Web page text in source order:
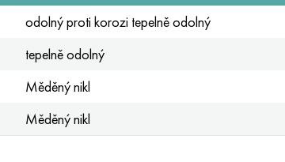
odolný proti korozi tepelně odolný
tepelně odolný
Měděný nikl
Měděný nikl